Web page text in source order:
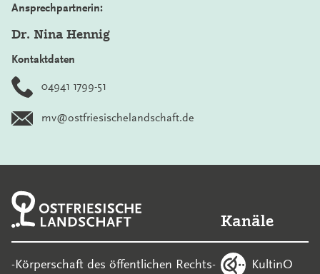
Ansprechpartnerin:
Dr. Nina Hennig
Kontaktdaten
04941 1799-51
mv@ostfriesischelandschaft.de
-Körperschaft des öffentlichen Rechts-
Kanäle
KultinO